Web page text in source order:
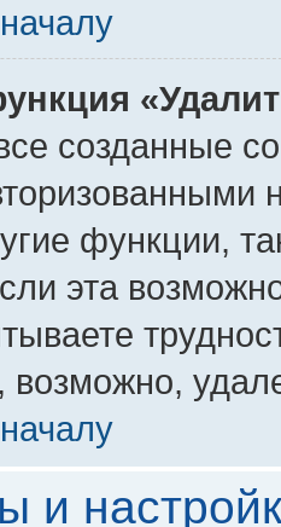
созданные
функции,
эта
возможно,
и